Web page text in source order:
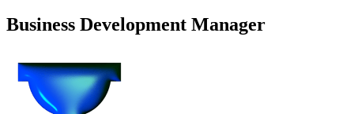
Business Development Manager